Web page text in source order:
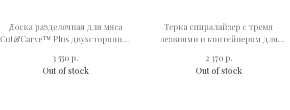
Доска разделочная для мяса
Cut&Carve™ Plus двухсторонняя
3 550 р.
Out of stock
Терка спиралайзер с тремя
лезвиями и контейнером для
2 370 р.
Out of stock